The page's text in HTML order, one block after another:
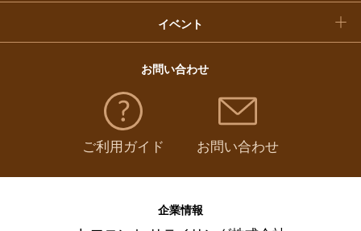
イベント
お問い合わせ
ご利用ガイド お問い合わせ
企業情報